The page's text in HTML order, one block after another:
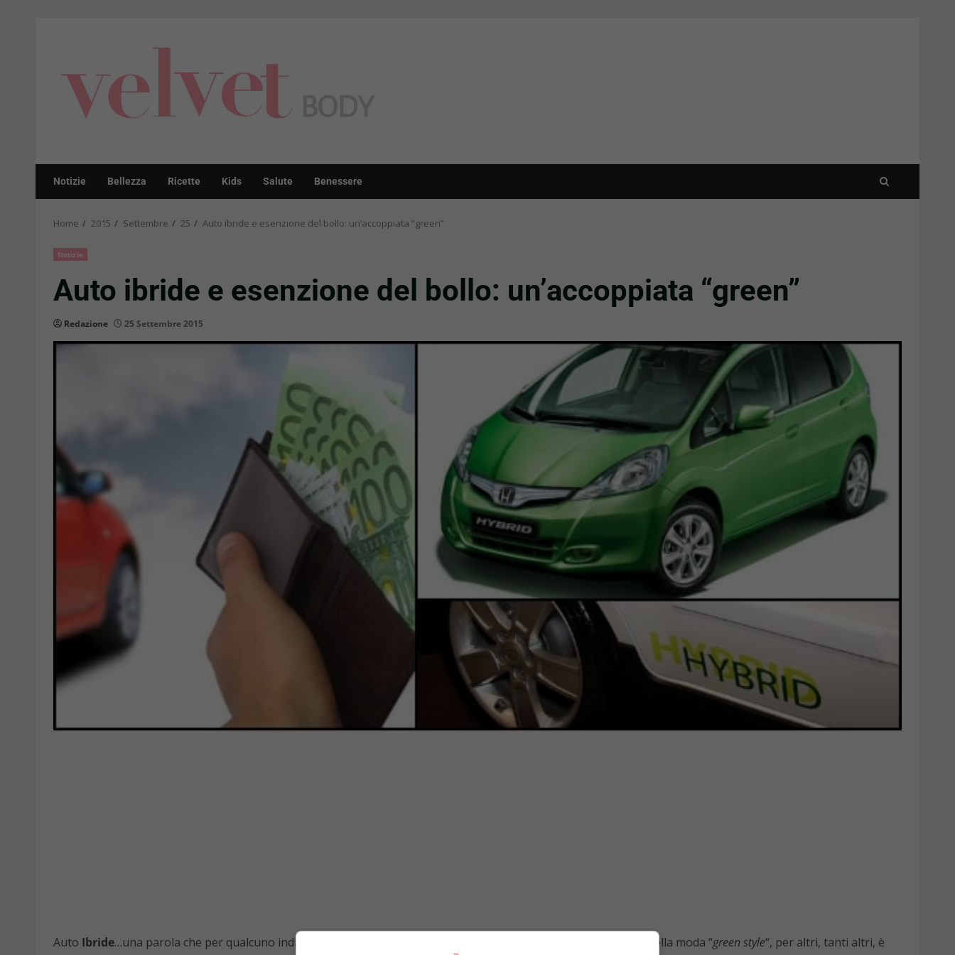
Notizie Bellezza Ricette Kids Salute Benessere
Home 2015 Settembre 25 Auto ibride e esenzione del bollo: un’accoppiata “green”
Notizie
Auto ibride e esenzione del bollo: un’accoppiata “green”
Redazione 25 Settembre 2015
Auto Ibride…una parola che per qualcuno indica un futuro possibile, per qualcun’altro indica semplice tendenza della moda “green style“, per altri, tanti altri, è